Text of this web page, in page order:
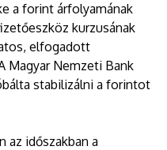
a forint árfolyamának
kurzusának
elfogadott
Magyar Nemzeti Bank
stabilizálni a forintot
az időszakban a